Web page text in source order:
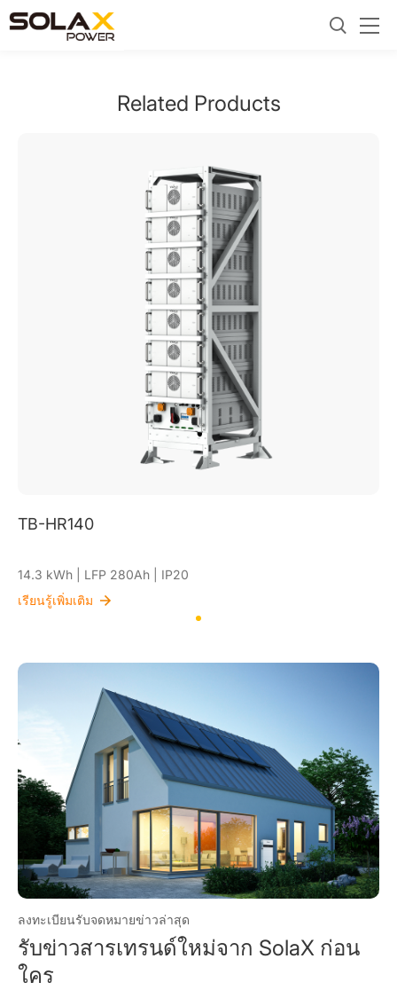
อุตสาหกรรม
Related Products
TB-HR140
14.3 kWh | LFP 280Ah | IP20
เรียนรู้เพิ่มเติม
ลงทะเบียนรับจดหมายข่าวล่าสุด
รับข่าวสารเทรนด์ใหม่จาก SolaX ก่อน
ใคร